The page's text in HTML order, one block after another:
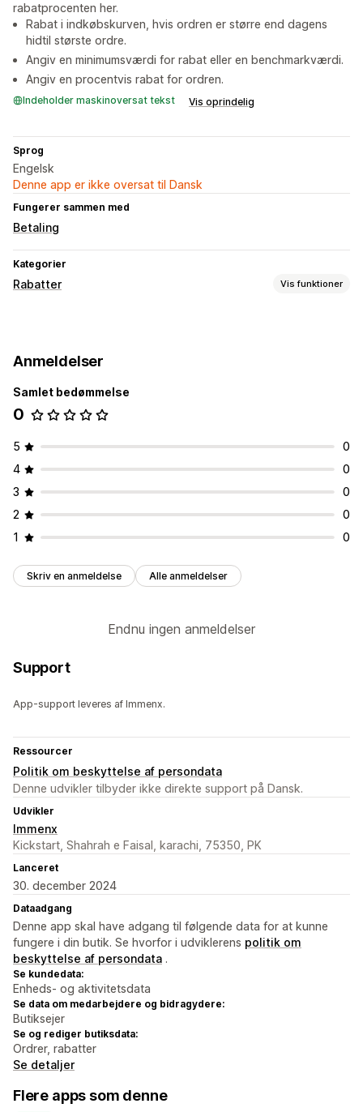
rabatprocenten her.
Rabat i indkøbskurven, hvis ordren er større end dagens
hidtil største ordre.
Angiv en minimumsværdi for rabat eller en benchmarkværdi.
Angiv en procentvis rabat for ordren.
Indeholder maskinoversat tekst Vis oprindelig
Sprog
Engelsk
Denne app er ikke oversat til Dansk
Fungerer sammen med
Betaling
Kategorier
Rabatter Vis funktioner
Dynamiske priser
Administration af rabatter
Redigeringsværktøj
Anmeldelser
Samlet bedømmelse
0
5
0
4
0
3
0
2
0
1
0
Skriv en anmeldelse Alle anmeldelser
Endnu ingen anmeldelser
Support
App-support leveres af Immenx.
Ressourcer
Politik om beskyttelse af persondata
Denne udvikler tilbyder ikke direkte support på Dansk.
Udvikler
Immenx
Kickstart, Shahrah e Faisal, karachi, 75350, PK
Lanceret
30. december 2024
Dataadgang
Denne app skal have adgang til følgende data for at kunne
fungere i din butik. Se hvorfor i udviklerens politik om
beskyttelse af persondata .
Se kundedata:
Enheds- og aktivitetsdata
Se data om medarbejdere og bidragydere:
Butiksejer
Se og rediger butiksdata:
Ordrer, rabatter
Se detaljer
Flere apps som denne